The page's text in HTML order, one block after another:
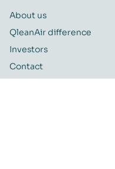
About us
QleanAir difference
Investors
Contact